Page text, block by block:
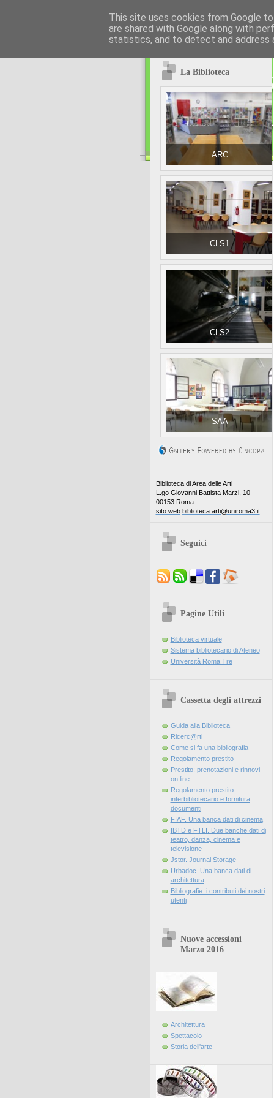
La Biblioteca
ARC
CLS1
CLS2
SAA
Biblioteca di Area delle Arti
L.go Giovanni Battista Marzi, 10
00153 Roma
sito web biblioteca.arti@uniroma3.it
Seguici
Pagine Utili
Biblioteca virtuale
Sistema bibliotecario di Ateneo
Università Roma Tre
Cassetta degli attrezzi
Guida alla Biblioteca
Ricerc@rti
Come si fa una bibliografia
Regolamento prestito
Prestito: prenotazioni e rinnovi
on line
Regolamento prestito
interbibliotecario e fornitura
documenti
FIAF. Una banca dati di cinema
IBTD e FTLI. Due banche dati di
teatro, danza, cinema e
televisione
Jstor. Journal Storage
Urbadoc. Una banca dati di
architettura
Bibliografie: i contributi dei nostri
utenti
Nuove accessioni
Marzo 2016
Architettura
Spettacolo
Storia dell'arte
This site uses cookies from Google
are shared with Google along with
statistics, and to detect and address